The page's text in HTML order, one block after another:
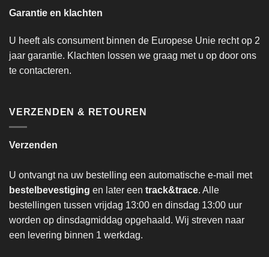
Garantie en klachten
U heeft als consument binnen de Europese Unie recht op 2
jaar garantie. Klachten lossen we graag met u op door ons
te contacteren.
VERZENDEN & RETOUREN
Verzenden
U ontvangt na uw bestelling een automatische e-mail met
bestelbevestiging en later een track&trace. Alle
bestellingen tussen vrijdag 13:00 en dinsdag 13:00 uur
worden op dinsdagmiddag opgehaald. Wij streven naar
een levering binnen 1 werkdag.